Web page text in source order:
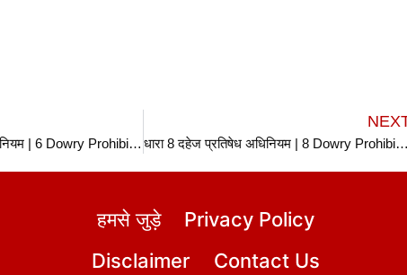
धारा 6 दहेज प्रतिषेध अधिनियम | 6 Dowry Prohibition Act in hindi धारा 8 दहेज प्रतिषेध अधिनियम | 8 Dowry Prohibition Act in hindi
हमसे जुड़े
Privacy Policy
Disclaimer
Contact Us